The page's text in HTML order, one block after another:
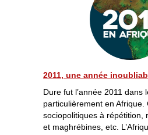
2011, une année
Dure fut l’année 2011 dans
particulièrement en Afrique.
sociopolitiques à répétition,
et maghrébines, etc.